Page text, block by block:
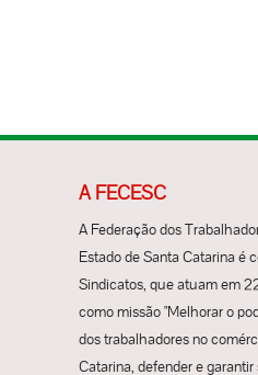
A FECESC
A Federação dos
Estado de Santa Catarina é
Sindicatos, que atuam em
como missão "Melhorar o
dos trabalhadores no
Catarina, defender e